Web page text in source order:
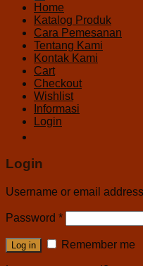
Home
Katalog Produk
Cara Pemesanan
Tentang Kami
Kontak Kami
Cart
Checkout
Wishlist
Informasi
Login
Login
Username or email address
Password *
Log in Remember me